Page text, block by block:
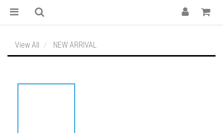
View All NEW ARRIVAL